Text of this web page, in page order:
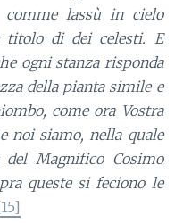
lassù in cielo
titolo di dei celesti. E
ogni stanza risponda
della pianta simile e
come ora Vostra
noi siamo, nella quale
Magnifico Cosimo
queste si feciono le